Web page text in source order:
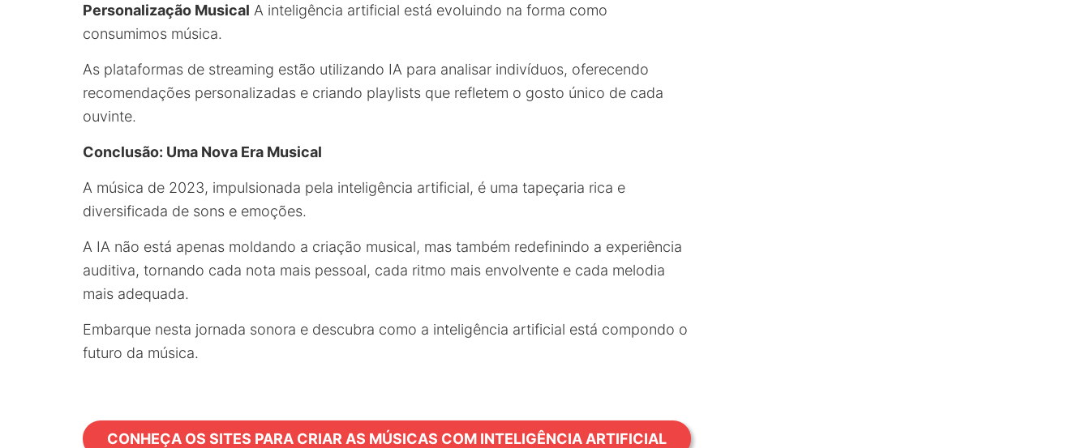
Personalização Musical A inteligência artificial está evoluindo na forma como
consumimos música.
As plataformas de streaming estão utilizando IA para analisar indivíduos, oferecendo
recomendações personalizadas e criando playlists que refletem o gosto único de cada
ouvinte.
Conclusão: Uma Nova Era Musical
A música de 2023, impulsionada pela inteligência artificial, é uma tapeçaria rica e
diversificada de sons e emoções.
A IA não está apenas moldando a criação musical, mas também redefinindo a experiência
auditiva, tornando cada nota mais pessoal, cada ritmo mais envolvente e cada melodia
mais adequada.
Embarque nesta jornada sonora e descubra como a inteligência artificial está compondo o
futuro da música.
CONHEÇA OS SITES PARA CRIAR AS MÚSICAS COM INTELIGÊNCIA ARTIFICIAL